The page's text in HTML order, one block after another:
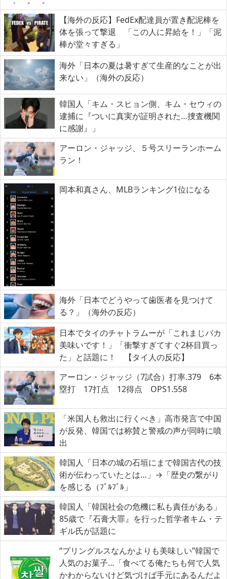
【海外の反応】FedEx配達員が置き配泥棒を
体を張って撃退 「この人に昇給を！」「泥
棒が堂々すぎる」
海外「日本の夏は暑すぎて生産的なことが出
来ない」（海外の反応）
韓国人「キム・スヒョン側、キム・セウィの
逮捕に『ついに真実が証明された…捜査機関
に感謝』」
アーロン・ジャッジ、５号スリーランホーム
ラン！
岡本和真さん、MLBランキング1位になる
海外「日本でどうやって歯医者を見つけて
る？」（海外の反応）
日本でタイのチャトラムーが「これまじバカ
美味いです！」「衝撃すぎてすぐ2杯目買っ
た」と話題に！ 【タイ人の反応】
アーロン・ジャッジ（7試合）打率.379 6本
塁打 17打点 12得点 OPS1.558
「米国人も救出に行くべき」高市発言で中国
が反発、韓国では称賛と警戒の声が同時に噴
出
韓国人「日本の城の石垣にまで韓国古代の技
術が伝わっていたとは…」→「歴史の繋がり
を感じる（ﾌﾞﾙﾌﾞﾙ」
韓国人「韓国社会の危機に私も責任がある」
85歳で『石膏大罪』を行った哲学者キム・テ
ギル氏が話題に
“プリングルスなんかよりも美味しい”韓国で
人気のお菓子…「食べてる俺たちも何で人気
かわからないけど気づけば手元にあるんだよ